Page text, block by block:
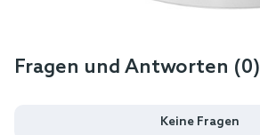
Fragen und Antworten (0)
Keine Fragen